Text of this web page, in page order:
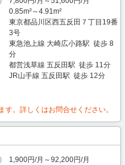
0.85m²～4.91m²
東京都品川区西五反田７丁目19番
3号
東急池上線 大崎広小路駅 徒歩 8
分
都営浅草線 五反田駅 徒歩 11分
JR山手線 五反田駅 徒歩 12分
。詳しくはお問合せください。
1,900円/月～92,200円/月